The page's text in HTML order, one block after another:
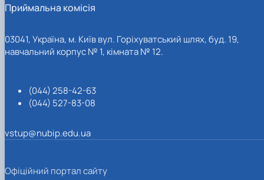
Приймальна комісія
03041, Україна, м. Київ вул. Горіхуватський шлях, буд. 19,
навчальний корпус № 1, кімната № 12.
(044) 258-42-63
(044) 527-83-08
vstup@nubip.edu.ua
Офіційний портал сайту